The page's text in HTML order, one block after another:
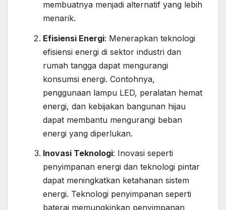
membuatnya menjadi alternatif yang lebih
menarik.
Efisiensi Energi: Menerapkan teknologi
efisiensi energi di sektor industri dan
rumah tangga dapat mengurangi
konsumsi energi. Contohnya,
penggunaan lampu LED, peralatan hemat
energi, dan kebijakan bangunan hijau
dapat membantu mengurangi beban
energi yang diperlukan.
Inovasi Teknologi: Inovasi seperti
penyimpanan energi dan teknologi pintar
dapat meningkatkan ketahanan sistem
energi. Teknologi penyimpanan seperti
baterai memungkinkan penyimpanan